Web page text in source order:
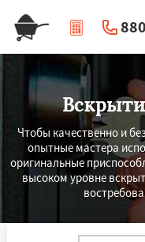
|
Чтобы качественно и
опытные мастера
оригинальные
высоком уровне